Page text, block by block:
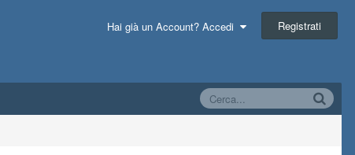
Hai già un Account? Accedi Registrati